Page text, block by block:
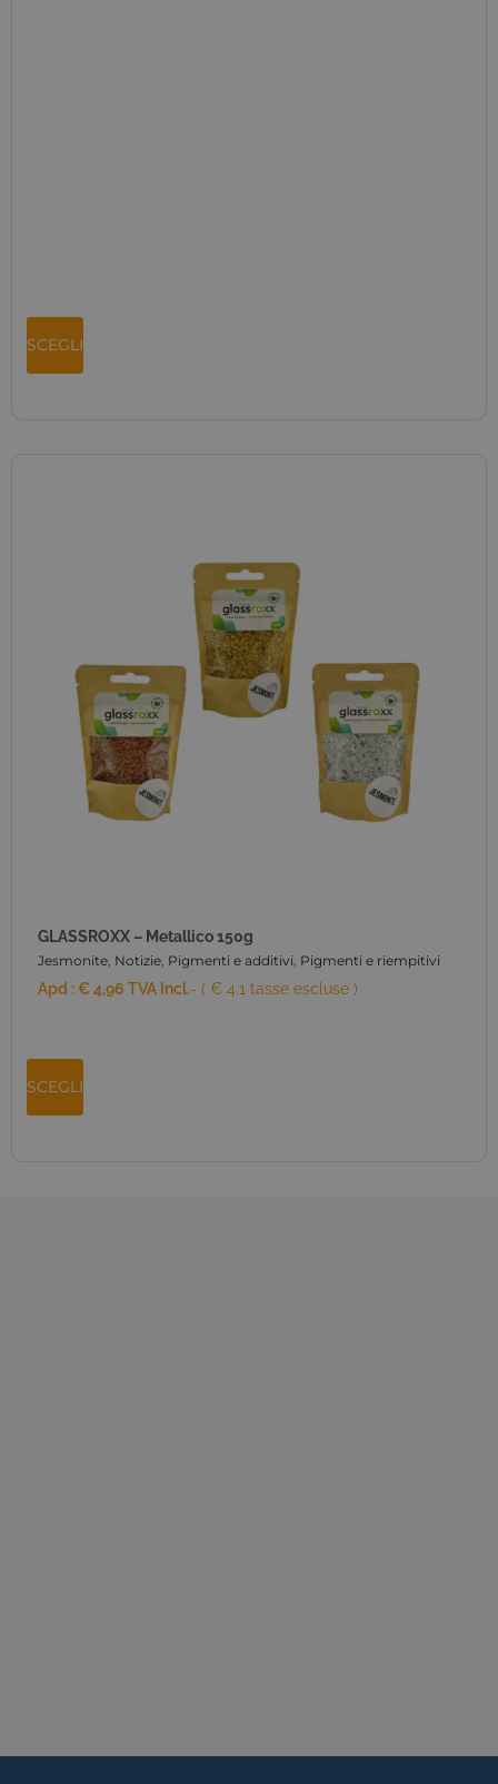
SCEGLI
GLASSROXX – Metallico 150g
Jesmonite, Notizie, Pigmenti e additivi, Pigmenti e riempitivi
Apd :€4,96 TVA Incl.- ( € 4.1 tasse escluse )
SCEGLI